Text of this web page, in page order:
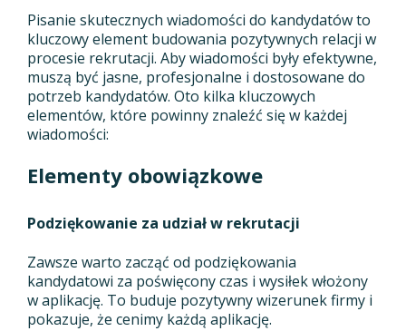
Pisanie skutecznych wiadomości do kandydatów to
kluczowy element budowania pozytywnych relacji w
procesie rekrutacji. Aby wiadomości były efektywne,
muszą być jasne, profesjonalne i dostosowane do
potrzeb kandydatów. Oto kilka kluczowych
elementów, które powinny znaleźć się w każdej
wiadomości:
Elementy obowiązkowe
Podziękowanie za udział w rekrutacji
Zawsze warto zacząć od podziękowania
kandydatowi za poświęcony czas i wysiłek włożony
w aplikację. To buduje pozytywny wizerunek firmy i
pokazuje, że cenimy każdą aplikację.